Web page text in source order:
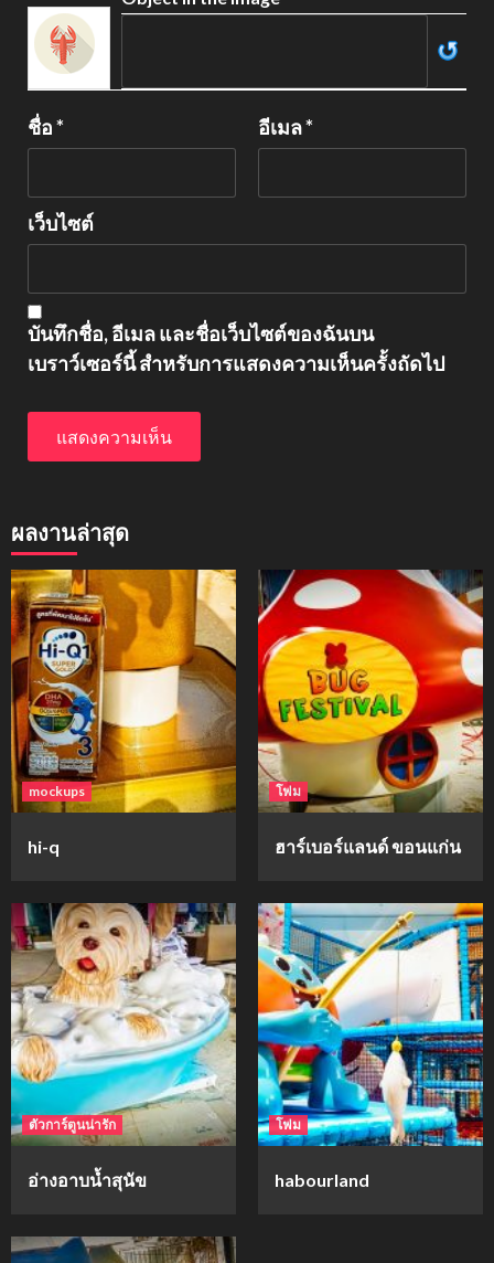
ชื่อ* อีเมล*
เว็บไซต์
บันทึกชื่อ, อีเมล และชื่อเว็บไซต์ของฉันบน
เบราว์เซอร์นี้ สำหรับการแสดงความเห็นครั้งถัดไป
ผลงานล่าสุด
mockups
hi-q
โฟม
ฮาร์เบอร์แลนด์ ขอนแก่น
ตัวการ์ตูนน่ารัก
อ่างอาบน้ำสุนัข
โฟม
habourland